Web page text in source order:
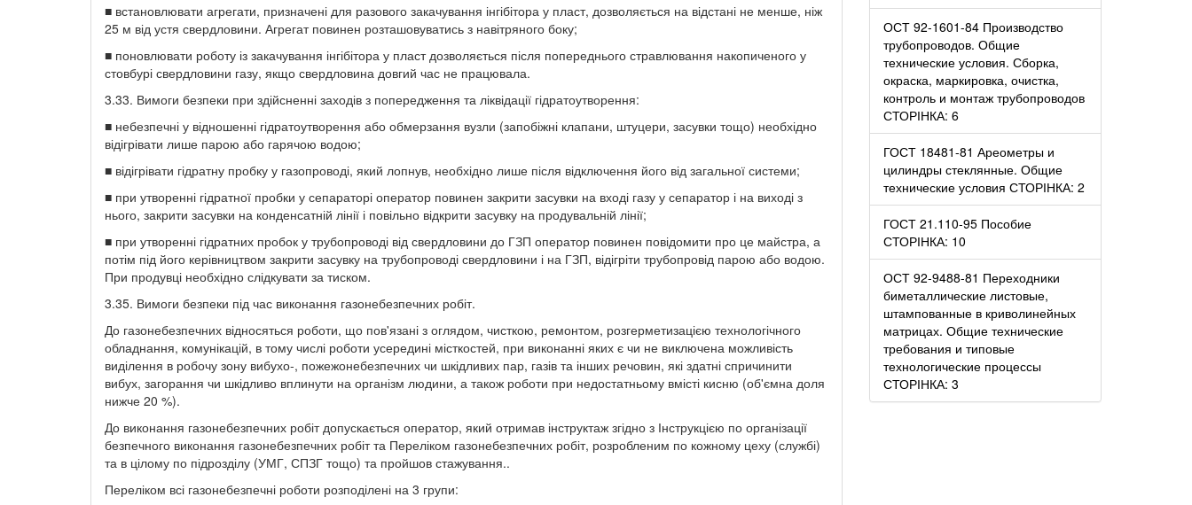
■ встановлювати агрегати, призначені для разового закачування інгібітора у пласт, дозволяється на відстані не менше, ніж
25 м від устя свердловини. Агрегат повинен розташовуватись з навітряного боку;
■ поновлювати роботу із закачування інгібітора у пласт дозволяється після попереднього стравлювання накопиченого у
стовбурі свердловини газу, якщо свердловина довгий час не працювала.
3.33. Вимоги безпеки при здійсненні заходів з попередження та ліквідації гідратоутворення:
■ небезпечні у відношенні гідратоутворення або обмерзання вузли (запобіжні клапани, штуцери, засувки тощо) необхідно
відігрівати лише парою або гарячою водою;
■ відігрівати гідратну пробку у газопроводі, який лопнув, необхідно лише після відключення його від загальної системи;
■ при утворенні гідратної пробки у сепараторі оператор повинен закрити засувки на вході газу у сепаратор і на виході з
нього, закрити засувки на конденсатній лінії і повільно відкрити засувку на продувальній лінії;
■ при утворенні гідратних пробок у трубопроводі від свердловини до ГЗП оператор повинен повідомити про це майстра, а
потім під його керівництвом закрити засувку на трубопроводі свердловини і на ГЗП, відігріти трубопровід парою або водою.
При продувці необхідно слідкувати за тиском.
3.35. Вимоги безпеки під час виконання газонебезпечних робіт.
До газонебезпечних відносяться роботи, що пов'язані з оглядом, чисткою, ремонтом, розгерметизацією технологічного
обладнання, комунікацій, в тому числі роботи усередині місткостей, при виконанні яких є чи не виключена можливість
виділення в робочу зону вибухо-, пожежонебезпечних чи шкідливих пар, газів та інших речовин, які здатні спричинити
вибух, загорання чи шкідливо вплинути на організм людини, а також роботи при недостатньому вмісті кисню (об'ємна доля
нижче 20 %).
До виконання газонебезпечних робіт допускається оператор, який отримав інструктаж згідно з Інструкцією по організації
безпечного виконання газонебезпечних робіт та Переліком газонебезпечних робіт, розробленим по кожному цеху (службі)
та в цілому по підрозділу (УМГ, СПЗГ тощо) та пройшов стажування..
Переліком всі газонебезпечні роботи розподілені на 3 групи:
ОСТ 92-1601-84 Производство
трубопроводов. Общие
технические условия. Сборка,
окраска, маркировка, очистка,
контроль и монтаж трубопроводов
СТОРІНКА: 6
ГОСТ 18481-81 Ареометры и
цилиндры стеклянные. Общие
технические условия СТОРІНКА: 2
ГОСТ 21.110-95 Пособие
СТОРІНКА: 10
ОСТ 92-9488-81 Переходники
биметаллические листовые,
штампованные в криволинейных
матрицах. Общие технические
требования и типовые
технологические процессы
СТОРІНКА: 3